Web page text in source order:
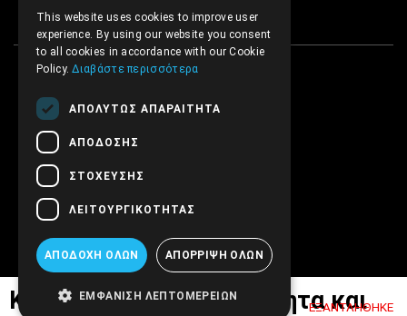
ΕΞΑΝΤΛΉΘΗΚΕ
Καλέστε για διαθεσιμότητα και
This website uses cookies to improve user
experience. By using our website you consent
to all cookies in accordance with our Cookie
Policy.Διαβάστε περισσότερα
ΑΠΟΛΎΤΩΣ ΑΠΑΡΑΊΤΗΤΑ
ΑΠΌΔΟΣΗΣ
ΣΤΌΧΕΥΣΗΣ
ΛΕΙΤΟΥΡΓΙΚΌΤΗΤΑΣ
ΑΠΟΔΟΧΉ ΌΛΩΝ ΑΠΌΡΡΙΨΗ ΌΛΩΝ
ΕΜΦΆΝΙΣΗ ΛΕΠΤΟΜΕΡΕΙΏΝ